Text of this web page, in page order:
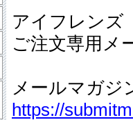
アイフレン
ご注文専用メ
メールマガジ
https://